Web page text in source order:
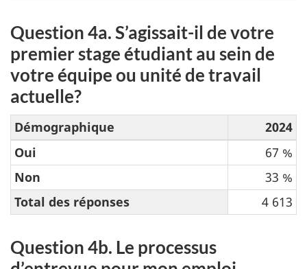
Question 4a. S’agissait-il de votre
premier stage étudiant au sein de
votre équipe ou unité de travail
actuelle?
Démographique
2024
Oui
67 %
Non
33 %
Total des réponses
4 613
Question 4b. Le processus